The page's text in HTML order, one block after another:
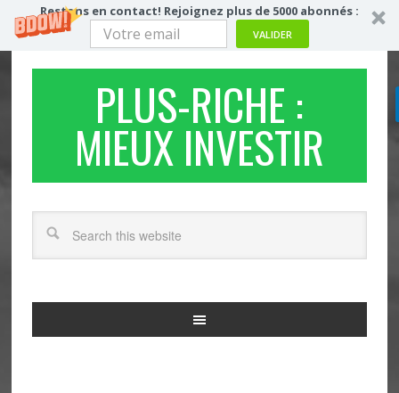
Restons en contact! Rejoignez plus de 5000 abonnés :
VALIDER
PLUS-RICHE :
MIEUX INVESTIR